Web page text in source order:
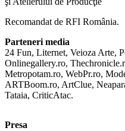
Recomandat de RFI România.
Parteneri media
24 Fun, Liternet, Veioza Arte,
Onlinegallery.ro,
Metropotam.ro, WebPr.ro,
ARTBoom.ro, ArtClue,
Tataia, CriticAtac.
Presa